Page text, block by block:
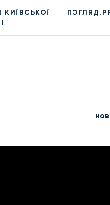
КИЇВСЬКОЇ